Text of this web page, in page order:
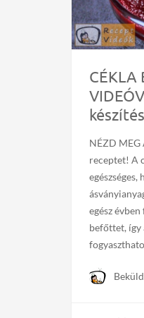
CÉKLA
NÉZD MEG
receptet! A
egészséges,
egész
befőttet,